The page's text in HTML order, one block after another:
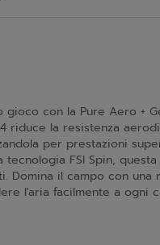
con la Pure Aero +
riduce la resistenza
per prestazioni
tecnologia FSI Spin,
Domina il campo con una
l'aria facilmente a ogni